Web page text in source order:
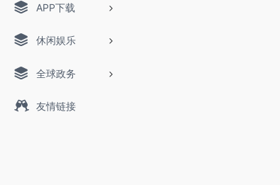
APP下载
休闲娱乐
全球政务
友情链接